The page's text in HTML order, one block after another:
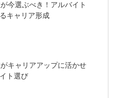
今選ぶべき！アルバイト
キャリア形成
キャリアアップに活かせ
ト選び